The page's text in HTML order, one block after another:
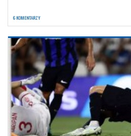
6 KOMENTARZY